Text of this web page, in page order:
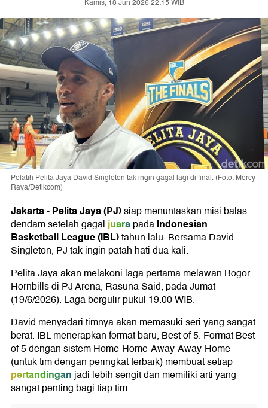
Kamis, 18 Jun 2026 22:15 WIB
Pelatih Pelita Jaya David Singleton tak ingin gagal lagi di final. (Foto: Mercy
Raya/Detikcom)
Jakarta-Pelita Jaya (PJ)siap menuntaskan misi balas
dendam setelah gagaljuarapadaIndonesian
Basketball League (IBL)tahun lalu. Bersama David
Singleton, PJ tak ingin patah hati dua kali.
Pelita Jaya akan melakoni laga pertama melawan Bogor
Hornbills di PJ Arena, Rasuna Said, pada Jumat
(19/6/2026). Laga bergulir pukul 19.00 WIB.
David menyadari timnya akan memasuki seri yang sangat
berat. IBL menerapkan format baru, Best of 5. Format Best
of 5 dengan sistem Home-Home-Away-Away-Home
(untuk tim dengan peringkat terbaik) membuat setiap
pertandinganjadi lebih sengit dan memiliki arti yang
sangat penting bagi tiap tim.